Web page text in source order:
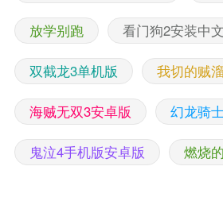
放学别跑 看门狗2安装中
双截龙3单机版 我切的贼
海贼无双3安卓版 幻龙骑
鬼泣4手机版安卓版 燃烧